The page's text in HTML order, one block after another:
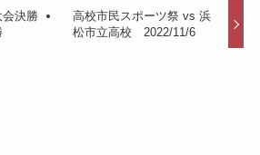
会決勝
高校市民スポーツ祭 vs 浜
松市立高校 2022/11/6